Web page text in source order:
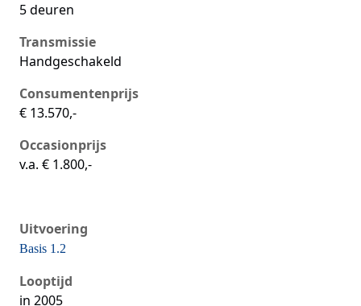
5 deuren
Transmissie
Handgeschakeld
Consumentenprijs
€ 13.570,-
Occasionprijs
v.a. € 1.800,-
Uitvoering
Seat Ibiza iii, 1.2, 47 kW, Benzine, 3 deuren
Basis 1.2
Looptijd
in 2005